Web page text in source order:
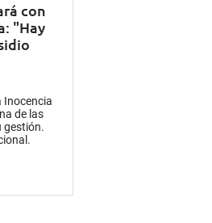
con
"Hay
Inocencia
de las
gestión.